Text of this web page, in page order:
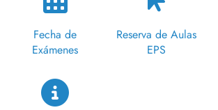
Fecha de
Exámenes
Reserva de Aulas
EPS